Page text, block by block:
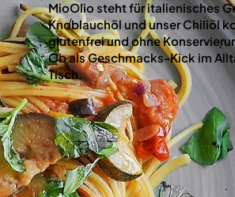
MioOlio steht für italienisches
Knoblauchöl und unser Chiliöl
glutenfrei und ohne
Ob als Geschmacks-Kick im
Tisch.